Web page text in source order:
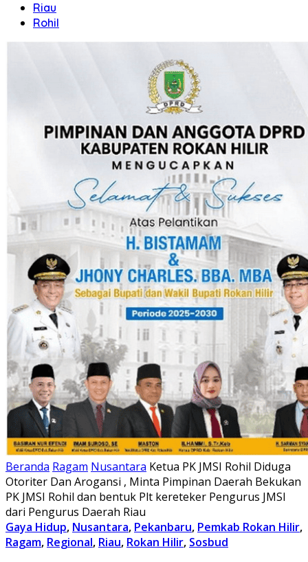
Riau
Rohil
Beranda Ragam Nusantara Ketua PK JMSI Rohil Diduga
Otoriter Dan Arogansi , Minta Pimpinan Daerah Bekukan
PK JMSI Rohil dan bentuk Plt kereteker Pengurus JMSI
dari Pengurus Daerah Riau
Gaya Hidup, Nusantara, Pekanbaru, Pemkab Rokan Hilir,
Ragam, Regional, Riau, Rokan Hilir, Sosbud